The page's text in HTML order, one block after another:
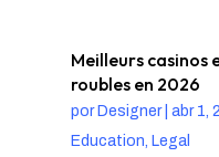
Meilleurs casinos
roubles en 2026
por Designer| abr 1,
Education, Legal